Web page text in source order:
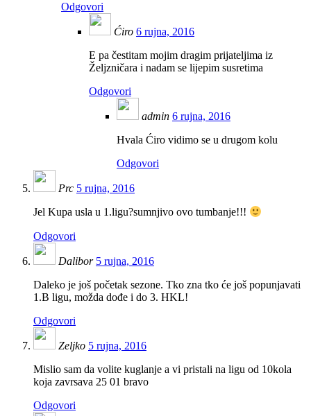
Odgovori
Ćiro 6 rujna, 2016
E pa čestitam mojim dragim prijateljima iz
Željzničara i nadam se lijepim susretima
Odgovori
admin 6 rujna, 2016
Hvala Ćiro vidimo se u drugom kolu
Odgovori
Prc 5 rujna, 2016
Jel Kupa usla u 1.ligu?sumnjivo ovo tumbanje!!!
Odgovori
Dalibor 5 rujna, 2016
Daleko je još početak sezone. Tko zna tko će još popunjavati
1.B ligu, možda dođe i do 3. HKL!
Odgovori
Zeljko 5 rujna, 2016
Mislio sam da volite kuglanje a vi pristali na ligu od 10kola
koja zavrsava 25 01 bravo
Odgovori